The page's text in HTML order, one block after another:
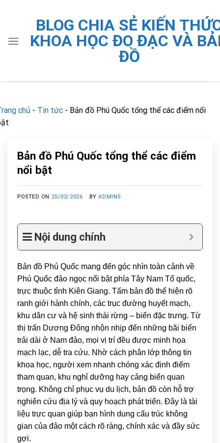
BLOG CHIA SẺ KIẾN
KHOA HỌC ĐO ĐẠC VÀ
ĐỒ
chủ - Tin tức - Bản đồ Phú Quốc tổng thể các điểm nổi
Bản đồ Phú Quốc tổng thể các điểm
nổi bật
POSTED ON 25/02/2026 BYADMINS
Nội dung chính
Bản đồ Phú Quốc mang đến góc nhìn toàn cảnh về
Phú Quốc đảo ngọc nổi bật phía Tây Nam Tổ quốc,
trực thuộc tỉnh Kiên Giang. Tấm bản đồ thể hiện rõ
ranh giới hành chính, các trục đường huyết mạch,
khu dân cư và hệ sinh thái rừng – biển đặc trưng. Từ
thị trấn Dương Đông nhộn nhịp đến những bãi biển
trải dài ở Nam đảo, mọi vị trí đều được minh họa
mạch lạc, dễ tra cứu. Nhờ cách phân lớp thông tin
khoa học, người xem nhanh chóng xác định điểm
tham quan, khu nghỉ dưỡng hay cảng biển quan
trọng. Không chỉ phục vụ du lịch, bản đồ còn hỗ trợ
nghiên cứu địa lý và quy hoạch phát triển. Đây là tài
liệu trực quan giúp bạn hình dung cấu trúc không
gian của đảo một cách rõ ràng, chính xác và đầy sức
gợi.